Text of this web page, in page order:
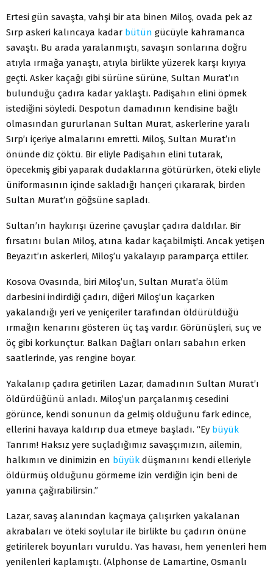
Ertesi gün savaşta, vahşi bir ata binen Miloş, ovada pek az
Sırp askeri kalıncaya kadar bütün gücüyle kahramanca
savaştı. Bu arada yaralanmıştı, savaşın sonlarına doğru
atıyla ırmağa yanaştı, atıyla birlikte yüzerek karşı kıyıya
geçti. Asker kaçağı gibi sürüne sürüne, Sultan Murat’ın
bulunduğu çadıra kadar yaklaştı. Padişahın elini öpmek
istediğini söyledi. Despotun damadının kendisine bağlı
olmasından gururlanan Sultan Murat, askerlerine yaralı
Sırp’ı içeriye almalarını emretti. Miloş, Sultan Murat’ın
önünde diz çöktü. Bir eliyle Padişahın elini tutarak,
öpecekmiş gibi yaparak dudaklarına götürürken, öteki eliyle
üniformasının içinde sakladığı hançeri çıkararak, birden
Sultan Murat’ın göğsüne sapladı.
Sultan’ın haykırışı üzerine çavuşlar çadıra daldılar. Bir
fırsatını bulan Miloş, atına kadar kaçabilmişti. Ancak yetişen
Beyazıt’ın askerleri, Miloş’u yakalayıp paramparça ettiler.
Kosova Ovasında, biri Miloş’un, Sultan Murat’a ölüm
darbesini indirdiği çadırı, diğeri Miloş’un kaçarken
yakalandığı yeri ve yeniçeriler tarafından öldürüldüğü
ırmağın kenarını gösteren üç taş vardır. Görünüşleri, suç ve
öç gibi korkunçtur. Balkan Dağları onları sabahın erken
saatlerinde, yas rengine boyar.
Yakalanıp çadıra getirilen Lazar, damadının Sultan Murat’ı
öldürdüğünü anladı. Miloş’un parçalanmış cesedini
görünce, kendi sonunun da gelmiş olduğunu fark edince,
ellerini havaya kaldırıp dua etmeye başladı. “Ey büyük
Tanrım! Haksız yere suçladığımız savaşçımızın, ailemin,
halkımın ve dinimizin en büyük düşmanını kendi elleriyle
öldürmüş olduğunu görmeme izin verdiğin için beni de
yanına çağırabilirsin.”
Lazar, savaş alanından kaçmaya çalışırken yakalanan
akrabaları ve öteki soylular ile birlikte bu çadırın önüne
getirilerek boyunları vuruldu. Yas havası, hem yenenleri hem
yenilenleri kaplamıştı. (Alphonse de Lamartine, Osmanlı